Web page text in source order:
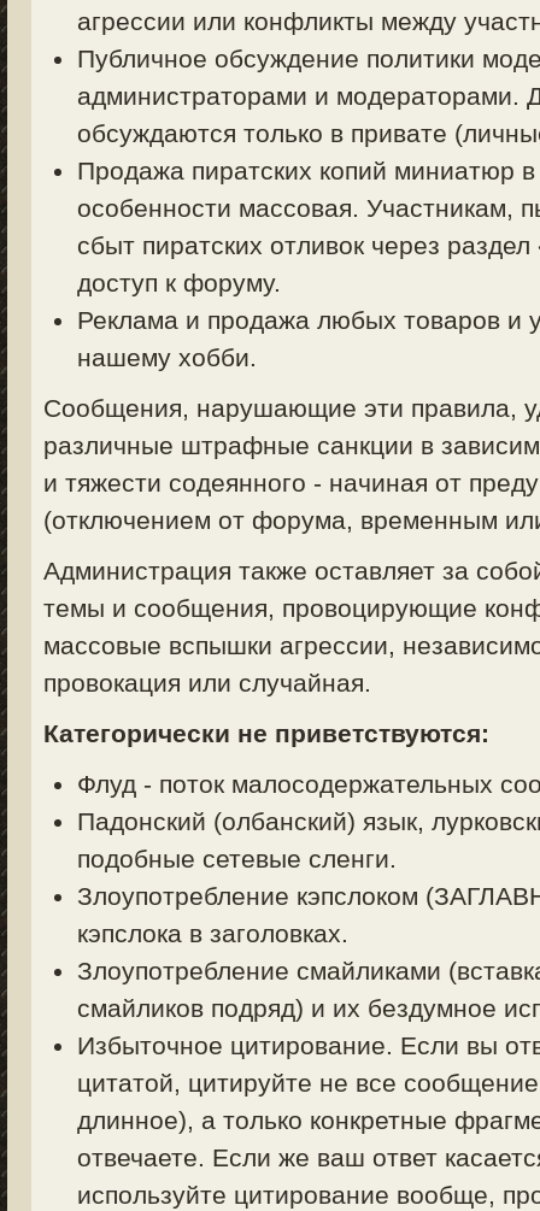
агрессии или конфликты между
Публичное обсуждение политики
администраторами и модераторами.
обсуждаются только в привате
Продажа пиратских копий миниатюр
особенности массовая. Участникам,
сбыт пиратских отливок через
доступ к форуму.
Реклама и продажа любых товаров и
нашему хобби.
Сообщения, нарушающие эти правила,
различные штрафные санкции в
и тяжести содеянного - начиная от
(отключением от форума, временным
Администрация также оставляет за
темы и сообщения, провоцирующие
массовые вспышки агрессии,
провокация или случайная.
Категорически не приветствуются:
Флуд - поток малосодержательных
Падонский (олбанский) язык,
подобные сетевые сленги.
Злоупотребление кэпслоком
кэпслока в заголовках.
Злоупотребление смайликами
смайликов подряд) и их бездумное
Избыточное цитирование. Если вы
цитатой, цитируйте не все
длинное), а только конкретные
отвечаете. Если же ваш ответ
используйте цитирование вообще,